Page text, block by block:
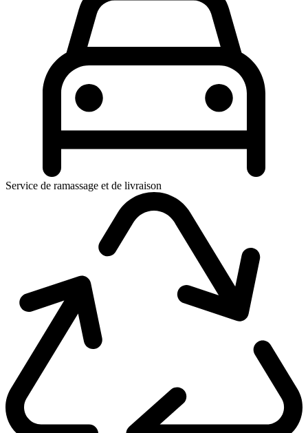
Service de ramassage et de livraison